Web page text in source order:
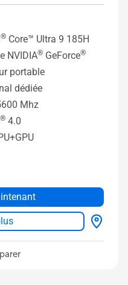
® Core™ Ultra 9 185H
NVIDIA® GeForce®
portable
dédiée
Mhz
® 4.0